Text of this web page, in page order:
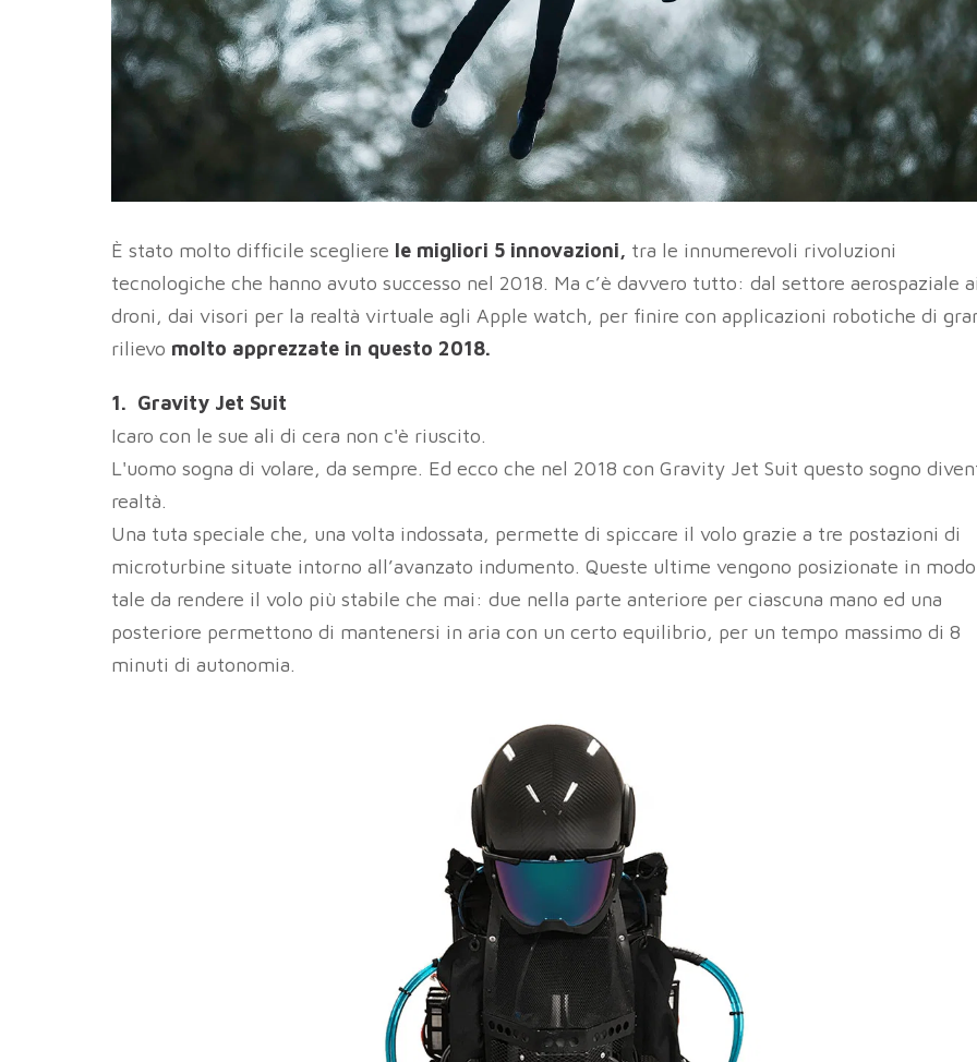
È stato molto difficile scegliere le migliori 5 innovazioni, tra le innumerevoli rivoluzioni
tecnologiche che hanno avuto successo nel 2018. Ma c’è davvero tutto: dal settore aerospaziale
droni, dai visori per la realtà virtuale agli Apple watch, per finire con applicazioni robotiche di
rilievo molto apprezzate in questo 2018.
1. Gravity Jet Suit
Icaro con le sue ali di cera non c'è riuscito.
L'uomo sogna di volare, da sempre. Ed ecco che nel 2018 con Gravity Jet Suit questo sogno
realtà.
Una tuta speciale che, una volta indossata, permette di spiccare il volo grazie a tre postazioni di
microturbine situate intorno all’avanzato indumento. Queste ultime vengono posizionate in modo
tale da rendere il volo più stabile che mai: due nella parte anteriore per ciascuna mano ed una
posteriore permettono di mantenersi in aria con un certo equilibrio, per un tempo massimo di 8
minuti di autonomia.